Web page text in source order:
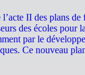
II des plans de
des écoles pour
par le
Ce nouveau